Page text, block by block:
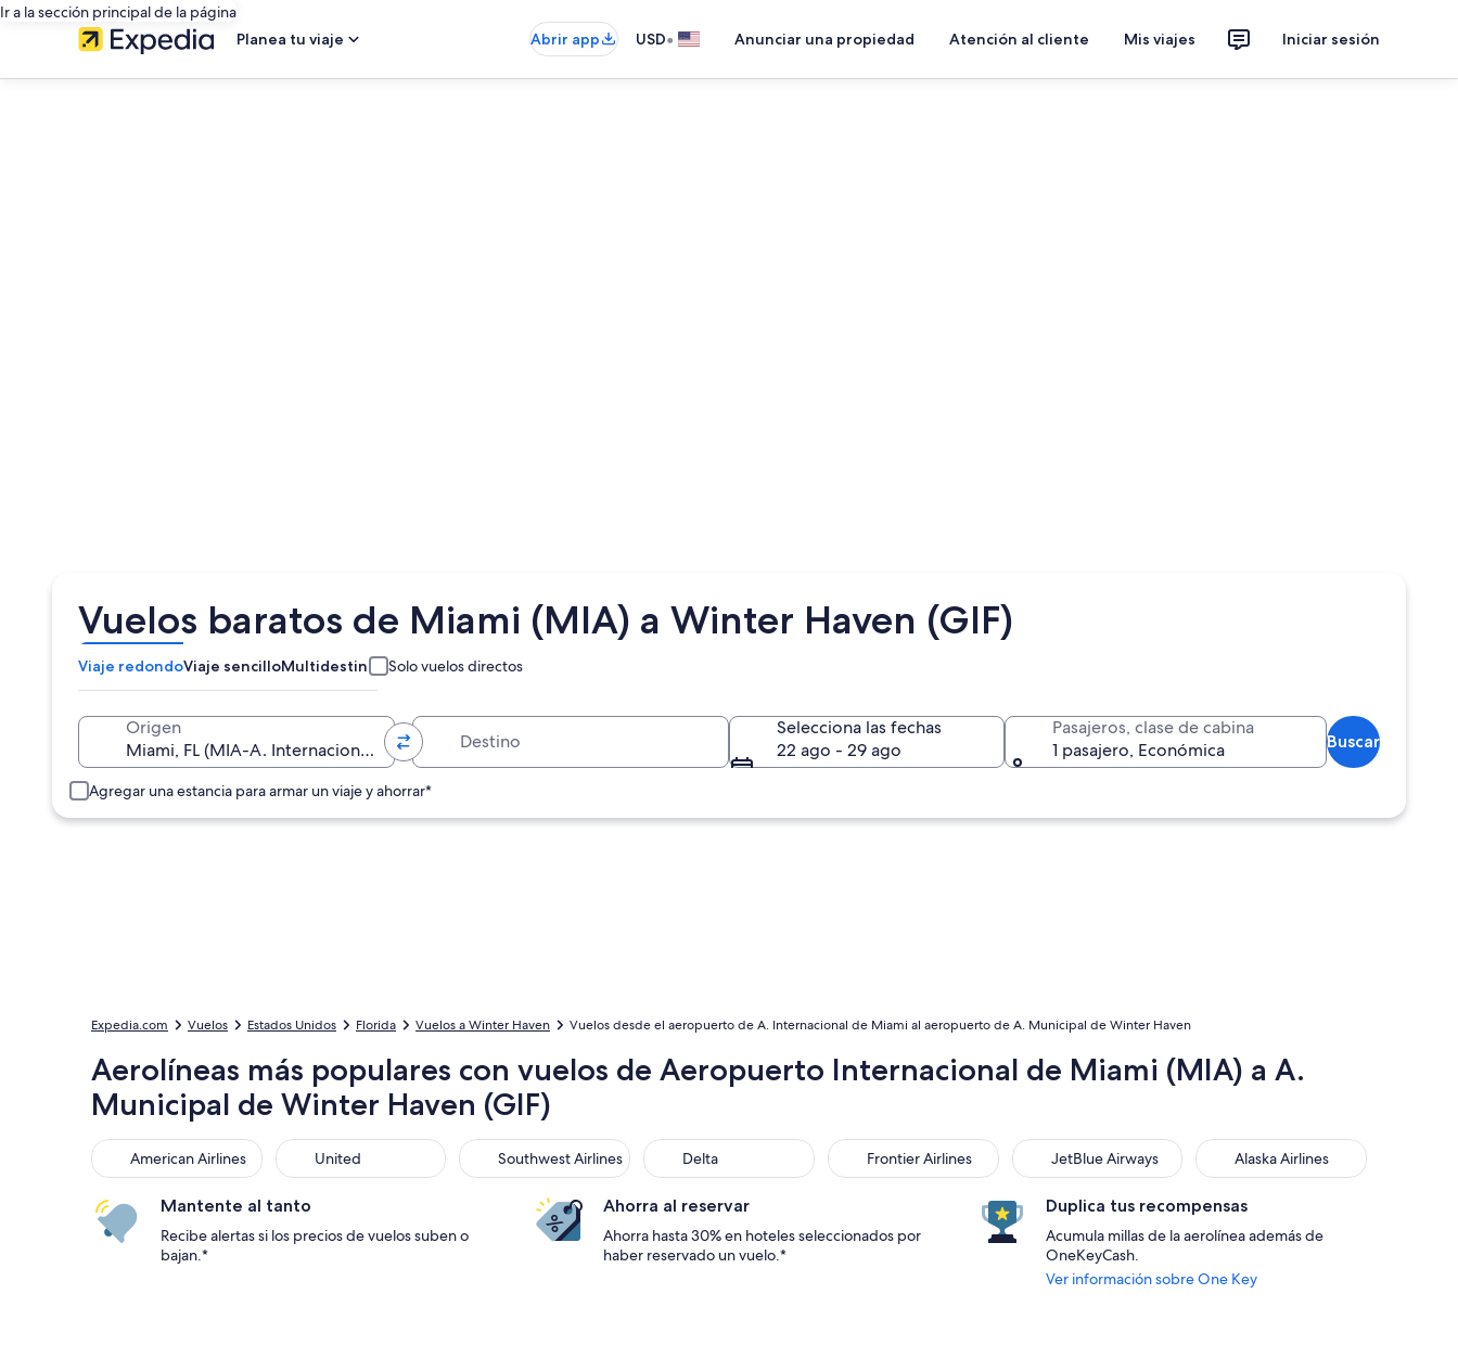
Ir a la sección principal de la página
Planea tu viaje
Abrir app USD• Anunciar una propiedad Atención al cliente Mis viajes Iniciar sesión
Vuelos baratos de Miami (MIA) a Winter Haven (GIF)
Viaje redondoViaje sencilloMultidestino Solo vuelos directos
Origen
Selecciona las fechas
22 ago - 29 ago
Pasajeros, clase de cabina
1 pasajero, Económica
Buscar
Agregar una estancia para armar un viaje y ahorrar*
Expedia.com Vuelos Estados Unidos Florida Vuelos a Winter Haven Vuelos desde el aeropuerto de A. Internacional de Miami al aeropuerto de A. Municipal de Winter Haven
Aerolíneas más populares con vuelos de Aeropuerto Internacional de Miami (MIA) a A.
Municipal de Winter Haven (GIF)
American Airlines
American Airlines United
United Southwest Airlines
Southwest Airlines Delta
Delta Frontier Airlines
Frontier Airlines JetBlue Airways
JetBlue Airways Alaska Airlines
Alaska Airlines
Mantente al tanto
Recibe alertas si los precios de vuelos suben o
bajan.*
Ahorra al reservar
Ahorra hasta 30% en hoteles seleccionados por
haber reservado un vuelo.*
Duplica tus recompensas
Acumula millas de la aerolínea además de
OneKeyCash.
Ver información sobre One Key